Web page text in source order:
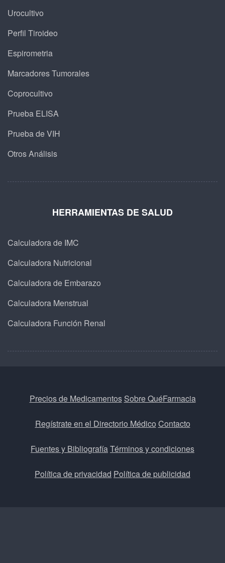
Urocultivo
Perfil Tiroideo
Espirometria
Marcadores Tumorales
Coprocultivo
Prueba ELISA
Prueba de VIH
Otros Análisis
HERRAMIENTAS DE SALUD
Calculadora de IMC
Calculadora Nutricional
Calculadora de Embarazo
Calculadora Menstrual
Calculadora Función Renal
Precios de Medicamentos Sobre QuéFarmacia
Regístrate en el Directorio Médico Contacto
Fuentes y BibliografíaTérminos y condiciones
Política de privacidad Política de publicidad